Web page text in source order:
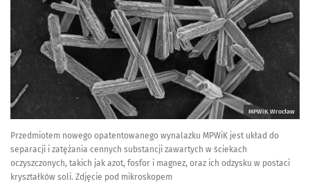
MPWiK Wrocław
Przedmiotem nowego opatentowanego wynalazku MPWiK jest układ do
separacji i zatężania cennych substancji zawartych w ściekach
oczyszczonych, takich jak azot, fosfor i magnez, oraz ich odzysku w postaci
kryształków soli. Zdjęcie pod mikroskopem